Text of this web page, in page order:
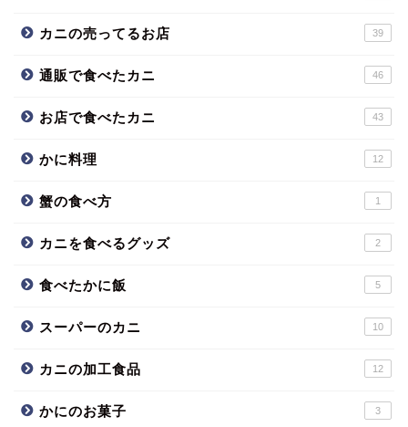
カニの売ってるお店 39
通販で食べたカニ 46
お店で食べたカニ 43
かに料理 12
蟹の食べ方 1
カニを食べるグッズ 2
食べたかに飯 5
スーパーのカニ 10
カニの加工食品 12
かにのお菓子 3